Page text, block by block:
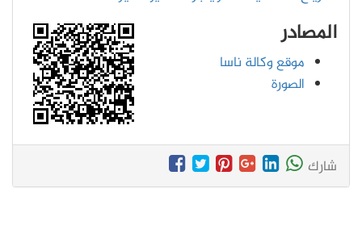
المصادر
موقع وكالة ناسا
الصورة
شارك